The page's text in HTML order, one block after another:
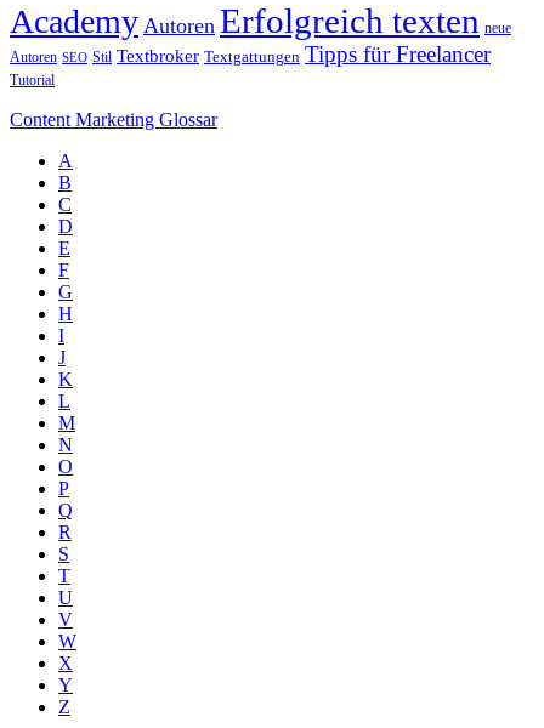
Academy Autoren Erfolgreich texten neue
Autoren SEO Stil Textbroker Textgattungen Tipps für Freelancer
Tutorial
Content Marketing Glossar
A
B
C
D
E
F
G
H
I
J
K
L
M
N
O
P
Q
R
S
T
U
V
W
X
Y
Z